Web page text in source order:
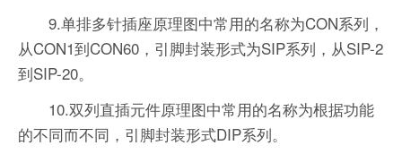
9.单排多针插座原理图中常用的名称为CON系列，
从CON1到CON60，引脚封装形式为SIP系列，从SIP-2
到SIP-20。
10.双列直插元件原理图中常用的名称为根据功能
的不同而不同，引脚封装形式DIP系列。